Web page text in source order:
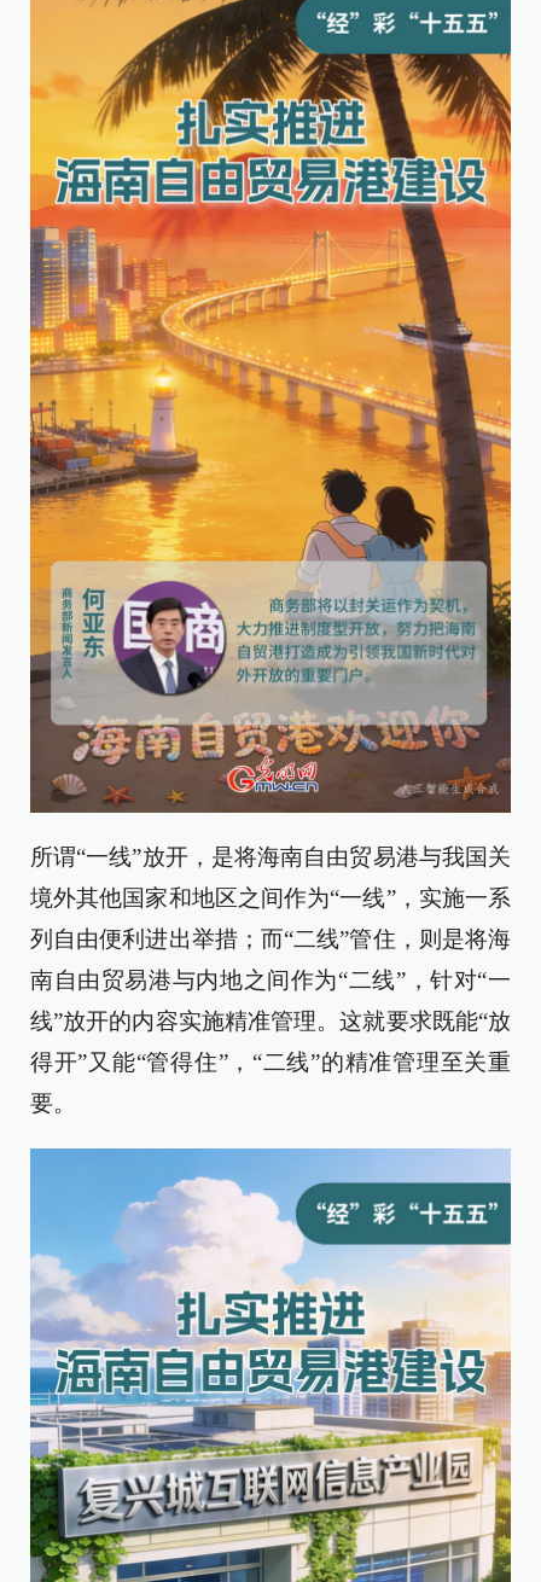
所谓“一线”放开，是将海南自由贸易港与我国关
境外其他国家和地区之间作为“一线”，实施一系
列自由便利进出举措；而“二线”管住，则是将海
南自由贸易港与内地之间作为“二线”，针对“一
线”放开的内容实施精准管理。这就要求既能“放
得开”又能“管得住”，“二线”的精准管理至关重
要。